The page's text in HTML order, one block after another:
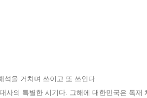
석을 거치며 쓰이고 또 쓰인다
사의 특별한 시기다. 그해에 대한민국은 독